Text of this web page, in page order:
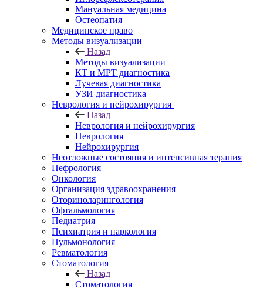
Мануальная медицина
Остеопатия
Медицинское право
Методы визуализации
Назад
Методы визуализации
КТ и МРТ диагностика
Лучевая диагностика
УЗИ диагностика
Неврология и нейрохирургия
Назад
Неврология и нейрохирургия
Неврология
Нейрохирургия
Неотложные состояния и интенсивная терапия
Нефрология
Онкология
Организация здравоохранения
Оториноларингология
Офтальмология
Педиатрия
Психиатрия и наркология
Пульмонология
Ревматология
Стоматология
Назад
Стоматология